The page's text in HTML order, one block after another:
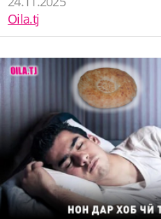
Oila.tj